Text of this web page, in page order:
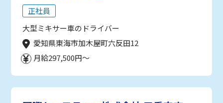
正社員
大型ミキサー車のドライバー
愛知県東海市加木屋町六反田12
月給297,500円～